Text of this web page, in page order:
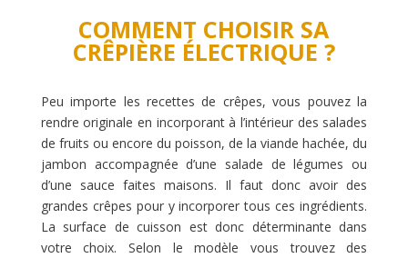
COMMENT CHOISIR SA
CRÊPIÈRE ÉLECTRIQUE ?
Peu importe les recettes de crêpes, vous pouvez la
rendre originale en incorporant à l’intérieur des salades
de fruits ou encore du poisson, de la viande hachée, du
jambon accompagnée d’une salade de légumes ou
d’une sauce faites maisons. Il faut donc avoir des
grandes crêpes pour y incorporer tous ces ingrédients.
La surface de cuisson est donc déterminante dans
votre choix. Selon le modèle vous trouvez des